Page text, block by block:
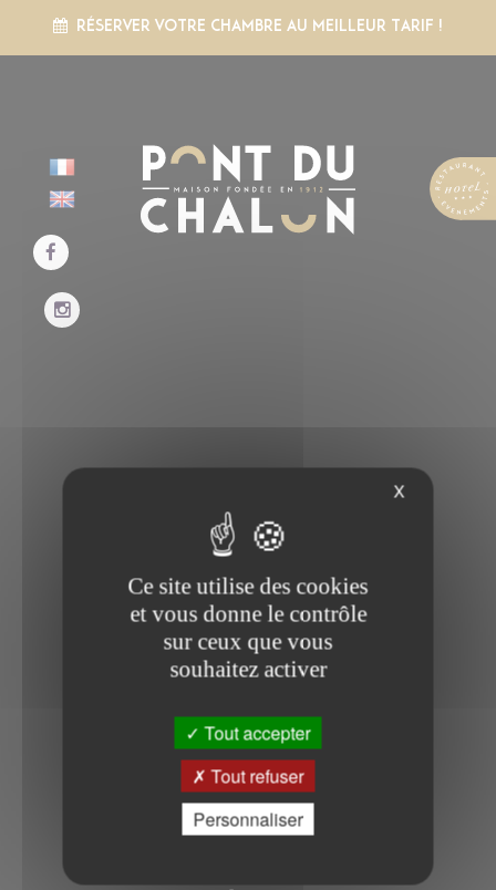
RÉSERVER VOTRE CHAMBRE AU MEILLEUR TARIF !
HISTOIRE
Panneau de gestion des cookies
X
Ce site utilise des cookies
et vous donne le contrôle
sur ceux que vous
souhaitez activer
Tout accepter
Tout refuser
Personnaliser